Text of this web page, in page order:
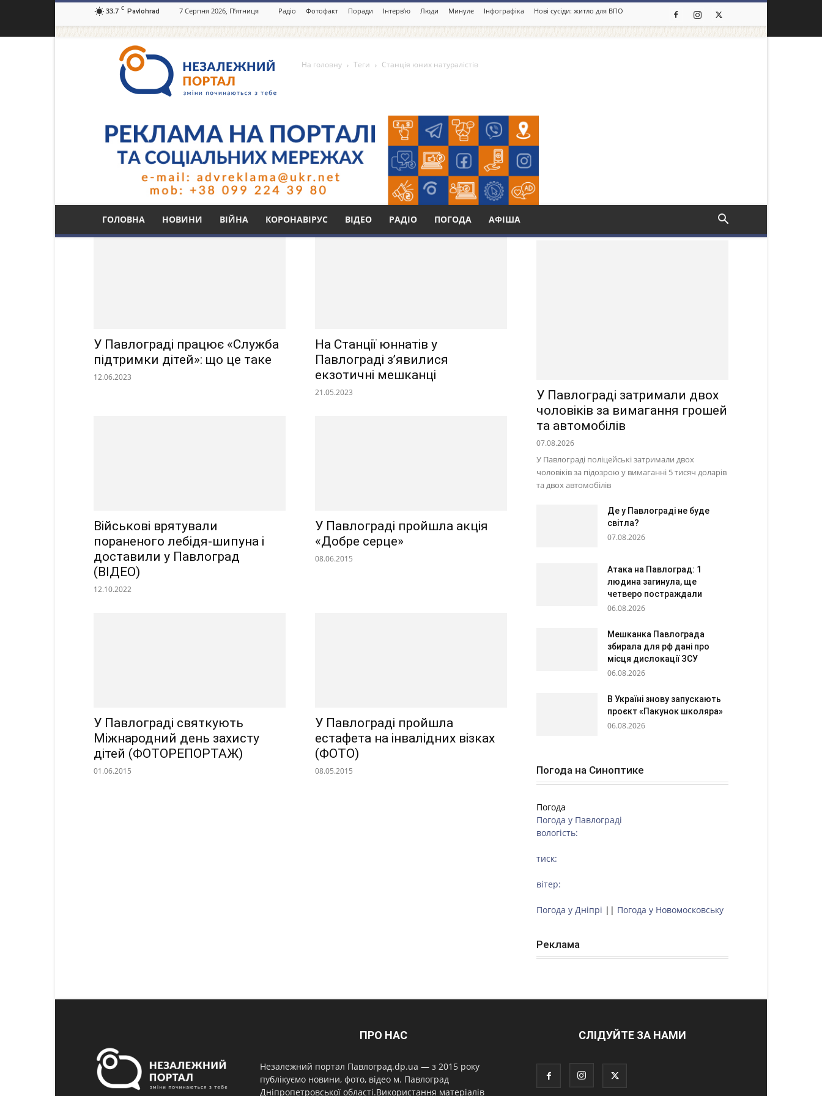
33.7 C Pavlohrad 7 Серпня 2026, П’ятниця Радіо Фотофакт Поради Інтерв’ю Люди Минуле Інфографіка Нові сусіди: житло для ВПО
портал
Павлоград.dp.ua
ГОЛОВНА НОВИНИ ВІЙНА КОРОНАВІРУС ВІДЕО РАДІО ПОГОДА АФІША
На головну Теги Станція юних натуралістів
Тег: Станція юних натуралістів
У Павлограді працює «Служба
підтримки дітей»: що це таке
12.06.2023
На Станції юннатів у
Павлограді з’явилися
екзотичні мешканці
21.05.2023
Військові врятували
пораненого лебідя-шипуна і
доставили у Павлоград
(ВІДЕО)
12.10.2022
У Павлограді пройшла акція
«Добре серце»
08.06.2015
У Павлограді святкують
Міжнародний день захисту
дітей (ФОТОРЕПОРТАЖ)
01.06.2015
У Павлограді пройшла
естафета на інвалідних візках
(ФОТО)
08.05.2015
У Павлограді затримали двох
чоловіків за вимагання грошей
та автомобілів
07.08.2026
У Павлограді поліцейські затримали двох
чоловіків за підозрою у вимаганні 5 тисяч доларів
та двох автомобілів
Де у Павлограді не буде
світла?
07.08.2026
Атака на Павлоград: 1
людина загинула, ще
четверо постраждали
06.08.2026
Мешканка Павлограда
збирала для рф дані про
місця дислокації ЗСУ
06.08.2026
В Україні знову запускають
проєкт «Пакунок школяра»
06.08.2026
Погода на Синоптике
Погода
Погода у Павлограді
вологість:
тиск:
вітер:
Погода у Дніпрі || Погода у Новомосковську
Реклама
ПРО НАС
Незалежний портал Павлоград.dp.ua — з 2015 року
публікуємо новини, фото, відео м. Павлоград
Дніпропетровської області.Використання матеріалів
СЛІДУЙТЕ ЗА НАМИ